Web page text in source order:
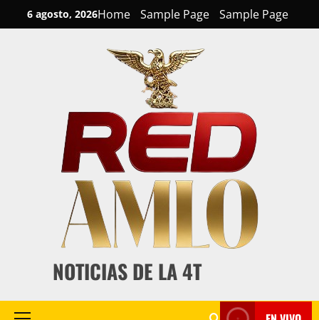
to
6 agosto, 2026Home Sample Page Sample Page
NOTICIAS DE LA 4T